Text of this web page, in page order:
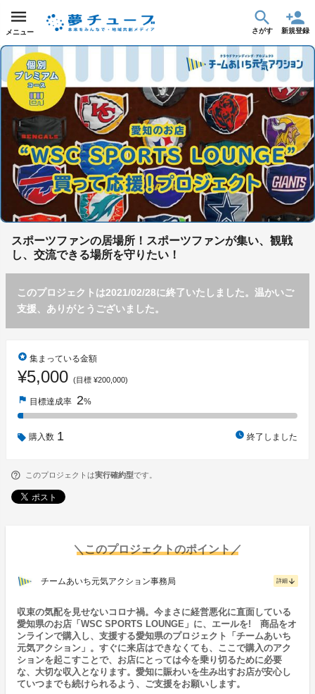
メニュー さがす 新規登録
スポーツファンの居場所！スポーツファンが集い、観戦
し、交流できる場所を守りたい！
このプロジェクトは2021/02/28に終了いたしました。温かいご
支援、ありがとうございました。
stars 集まっている金額
¥5,000 (目標 ¥200,000)
flag 目標達成率 2%
購入数 1 watch_later 終了しました
このプロジェクトは実行確約型です。
＼このプロジェクトのポイント／
チームあいち元気アクション事務局 詳細 arrow_downward
収束の気配を見せないコロナ禍。今まさに経営悪化に直面している
愛知県のお店「WSC SPORTS LOUNGE」に、エールを! 商品をオ
ンラインで購入し、支援する愛知県のプロジェクト「チームあいち
元気アクション」。すぐに来店はできなくても、ここで購入のアク
ションを起こすことで、お店にとっては今を乗り切るために必要
な、大切な収入となります。愛知に賑わいを生み出すお店が安心し
ていつまでも続けられるよう、ご支援をお願いします。